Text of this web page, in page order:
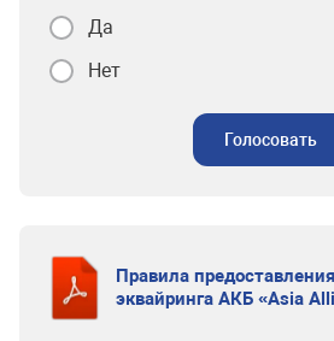
Да
Нет
Голосовать
Правила
эквайринга АКБ «Asia